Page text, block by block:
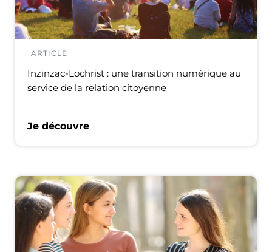
ARTICLE
Inzinzac-Lochrist : une transition numérique au
service de la relation citoyenne
Je découvre